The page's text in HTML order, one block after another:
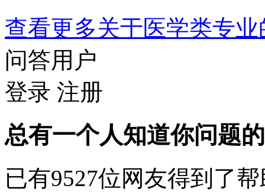
查看更多关于医学类专业
问答用户
登录 注册
总有一个人知道你问题
已有9527位网友得到了帮